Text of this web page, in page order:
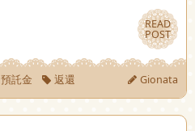
READ
POST
READ
POST
預託金 返還 Gionata